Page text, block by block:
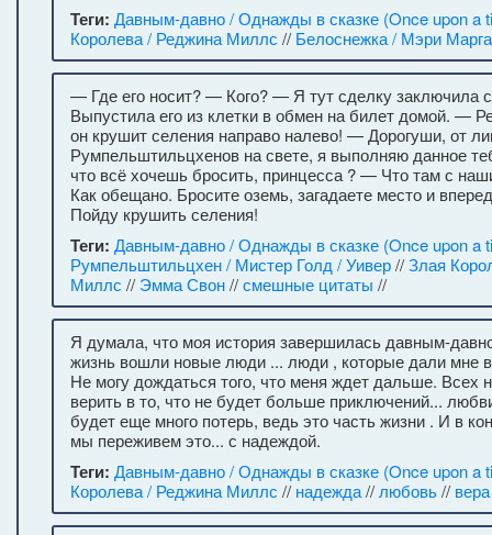
Теги: Давным-давно / Однажды в сказке (Once upon a
Королева / Реджина Миллс // Белоснежка / Мэри
— Где его носит? — Кого? — Я тут сделку заключила
Выпустила его из клетки в обмен на билет домой. —
он крушит селения направо налево! — Дорогуши, от
Румпельштильцхенов на свете, я выполняю данное
что всё хочешь бросить, принцесса ? — Что там с
Как обещано. Бросите оземь, загадаете место и
Пойду крушить селения!
Теги: Давным-давно / Однажды в сказке (Once upon a
Румпельштильцхен / Мистер Голд / Уивер//Злая
Миллс // Эмма Свон//смешные цитаты //
Я думала, что моя история завершилась давным-
жизнь вошли новые люди ... люди , которые дали мне
Не могу дождаться того, что меня ждет дальше. Всех
верить в то, что не будет больше приключений...
будет еще много потерь, ведь это часть жизни . И в
мы переживем это... с надеждой.
Теги: Давным-давно / Однажды в сказке (Once upon a
Королева / Реджина Миллс // надежда// любовь// вера